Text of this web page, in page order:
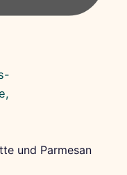
und Parmesan